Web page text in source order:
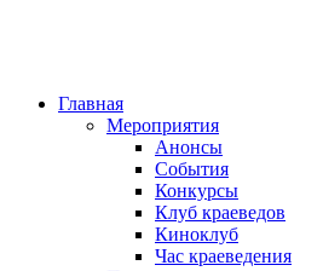
Главная
Мероприятия
Анонсы
События
Конкурсы
Клуб краеведов
Киноклуб
Час краеведения